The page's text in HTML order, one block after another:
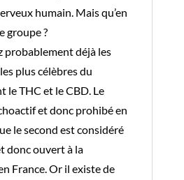
humain. Mais qu’en
groupe ?
probablement déjà les
plus célèbres du
le THC et le CBD. Le
et donc prohibé en
le second est considéré
donc ouvert à la
France. Or il existe de